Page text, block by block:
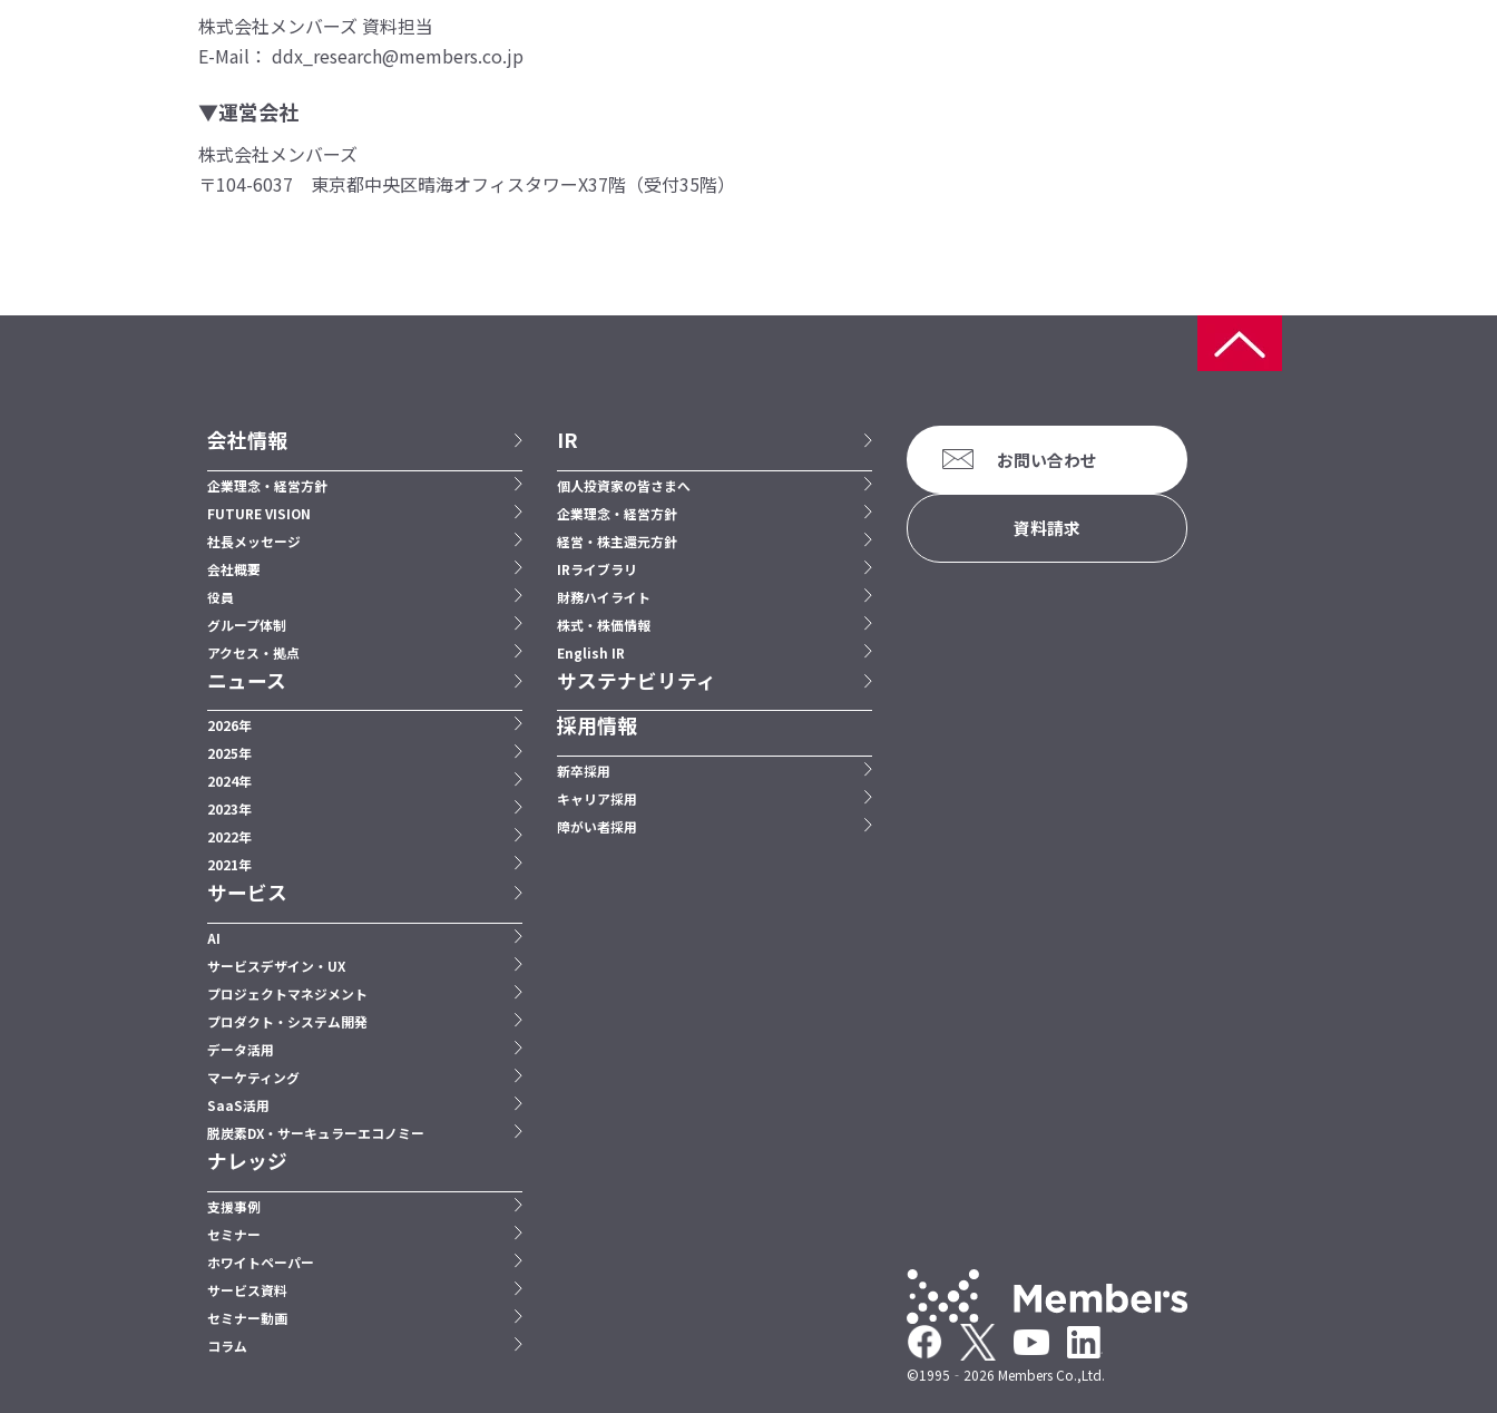
株式会社メンバーズ 資料担当
E-Mail： ddx_research@members.co.jp
▼運営会社
株式会社メンバーズ
〒104-6037 東京都中央区晴海オフィスタワーX37階（受付35階）
会社情報
企業理念・経営方針
FUTURE VISION
社長メッセージ
会社概要
役員
グループ体制
アクセス・拠点
ニュース
2026年
2025年
2024年
2023年
2022年
2021年
サービス
AI
サービスデザイン・UX
プロジェクトマネジメント
プロダクト・システム開発
データ活用
マーケティング
SaaS活用
脱炭素DX・サーキュラーエコノミー
ナレッジ
支援事例
セミナー
ホワイトペーパー
サービス資料
セミナー動画
コラム
IR
個人投資家の皆さまへ
企業理念・経営方針
経営・株主還元方針
IRライブラリ
財務ハイライト
株式・株価情報
English IR
サステナビリティ
採用情報
新卒採用
キャリア採用
障がい者採用
お問い合わせ
資料請求
©1995‐2026 Members Co.,Ltd.